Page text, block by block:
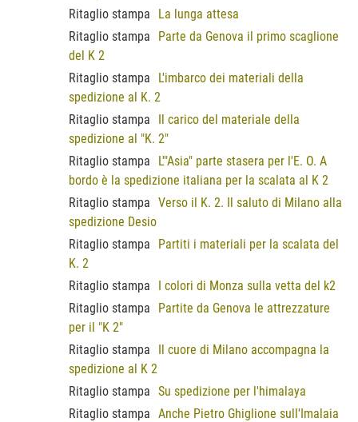
Ritaglio stampa
La lunga attesa
Ritaglio stampa
Parte da Genova il primo scaglione
del K 2
Ritaglio stampa
L'imbarco dei materiali della
spedizione al K. 2
Ritaglio stampa
Il carico del materiale della
spedizione al "K. 2"
Ritaglio stampa
L'"Asia" parte stasera per l'E. O. A
bordo è la spedizione italiana per la scalata al K 2
Ritaglio stampa Verso il K. 2. Il saluto di Milano alla
spedizione Desio
Ritaglio stampa
Partiti i materiali per la scalata del
K. 2
Ritaglio stampa
I colori di Monza sulla vetta del k2
Ritaglio stampa
Partite da Genova le attrezzature
per il "K 2"
Ritaglio stampa
Il cuore di Milano accompagna la
spedizione al K 2
Ritaglio stampa Su spedizione per l'himalaya
Ritaglio stampa Anche Pietro Ghiglione sull'Imalaia